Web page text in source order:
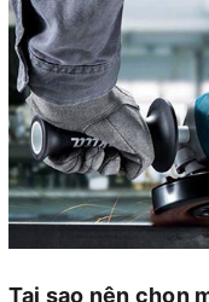
Tại sao nên chọn